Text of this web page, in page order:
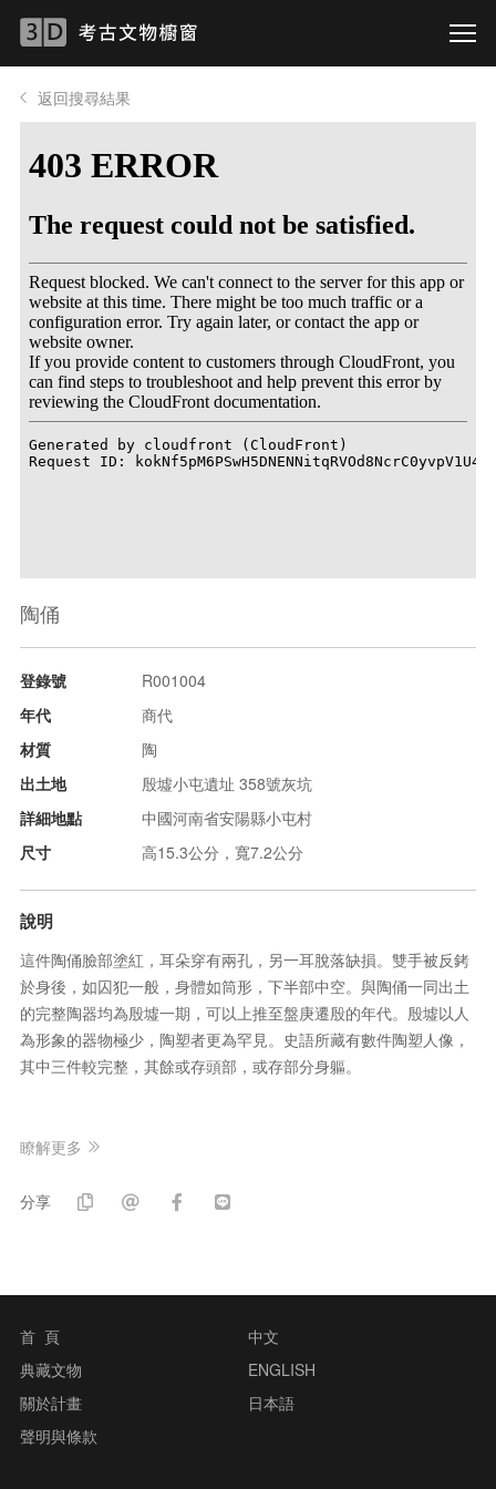
返回搜尋結果
陶俑
登錄號
R001004
年代
商代
材質
陶
出土地
殷墟小屯遺址 358號灰坑
詳細地點
中國河南省安陽縣小屯村
尺寸
高15.3公分，寬7.2公分
說明
這件陶俑臉部塗紅，耳朵穿有兩孔，另一耳脫落缺損。雙手被反銬
於身後，如囚犯一般，身體如筒形，下半部中空。與陶俑一同出土
的完整陶器均為殷墟一期，可以上推至盤庚遷殷的年代。殷墟以人
為形象的器物極少，陶塑者更為罕見。史語所藏有數件陶塑人像，
其中三件較完整，其餘或存頭部，或存部分身軀。
瞭解更多
分享
首 頁
典藏文物
關於計畫
聲明與條款
中文
ENGLISH
日本語